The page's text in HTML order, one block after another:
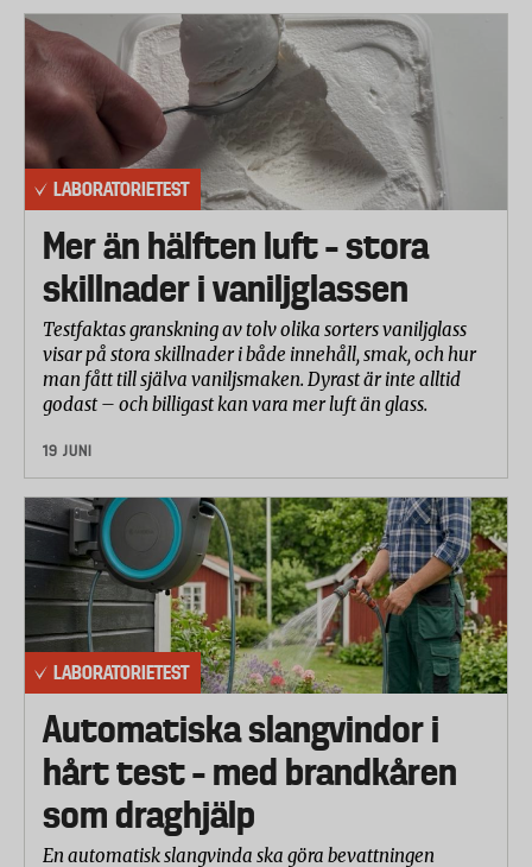
timme.
Laboratorietestet har utförts av Intertek Testing &
Certification och SGS-IBR Laboratories i
Storbritannien. Utvärdering av användarvänlighet
och mätning av ljudnivå vid Intertek och mätning
luftreningskapacitet vid SGS-IBR. Testprotokollet
baseras på officiella krav och riktlinjer och har tagits
fram i samråd med utförande laboratorier.
Följande luftrenare har testats:
Coway AP-1220B
Philips AC2889/10
Blueair Classic 280i
Mi (Xiaomi) 2H AC-M9-AA
Woods AL 310 / ELFI 300
Rowenta Pure Air Genius PU3080
Sharp UA-PG50E-W
Stadler Form Roger Little
Dyson TP04
Vax AC02AMV1
(smittämnen) inom bland annat sjukvården, men då
under betydligt längre exponeringstider än vad
luftflödet i en luftrenare tillåter. Det finns idag inga
vetenskapligt granskade studier som stödjer att
tekniken fungerar i en luftrenare.
LABORATORIETEST
Mer än hälften luft – stora
skillnader i vaniljglassen
Testfaktas granskning av tolv olika sorters vaniljglass
visar på stora skillnader i både innehåll, smak, och hur
man fått till själva vaniljsmaken. Dyrast är inte alltid
godast – och billigast kan vara mer luft än glass.
19 JUNI
LABORATORIETEST
Automatiska slangvindor i
hårt test – med brandkåren
som draghjälp
En automatisk slangvinda ska göra bevattningen